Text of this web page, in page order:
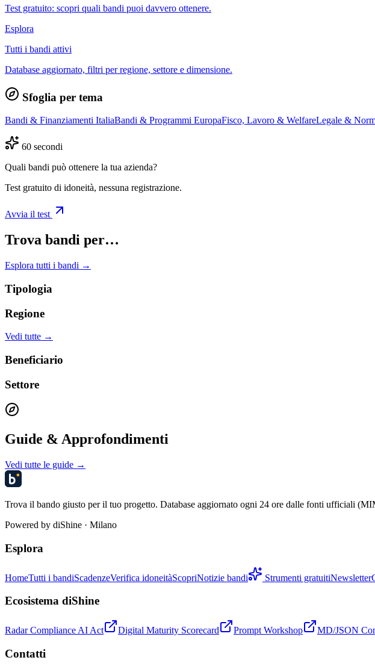
Test gratuito: scopri quali bandi puoi davvero ottenere.
Esplora
Tutti i bandi attivi
Database aggiornato, filtri per regione, settore e dimensione.
Sfoglia per tema
Bandi & Finanziamenti ItaliaBandi & Programmi EuropaFisco, Lavoro & WelfareLegale &
60 secondi
Quali bandi può ottenere la tua azienda?
Test gratuito di idoneità, nessuna registrazione.
Avvia il test
Trova bandi per…
Esplora tutti i bandi →
Tipologia
Regione
Vedi tutte →
Beneficiario
Settore
Guide & Approfondimenti
Vedi tutte le guide →
Trova il bando giusto per il tuo progetto. Database aggiornato ogni 24 ore dalle fonti ufficiali
Powered by diShine · Milano
Esplora
HomeTutti i bandiScadenzeVerifica idoneitàScopriNotizie bandi Strumenti gratuitiNewsletter
Ecosistema diShine
Radar Compliance AI Act Digital Maturity Scorecard Prompt Workshop MD/JSON
Contatti